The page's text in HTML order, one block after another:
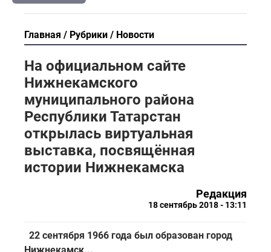
Главная Рубрики Новости
На официальном сайте
Нижнекамского
муниципального района
Республики Татарстан
открылась виртуальная
выставка, посвящённая
истории Нижнекамска
Редакция
18 сентябрь 2018 - 13:11
22 сентября 1966 года был образован город